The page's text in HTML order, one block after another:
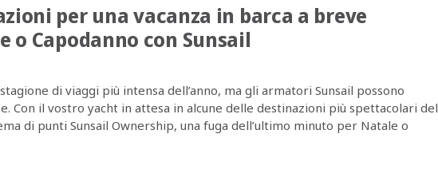
per una vacanza in barca a breve
Capodanno con Sunsail
di viaggi più intensa dell’anno, ma gli armatori Sunsail possono
Con il vostro yacht in attesa in alcune delle destinazioni più spettacolari del
di punti Sunsail Ownership, una fuga dell’ultimo minuto per Natale o